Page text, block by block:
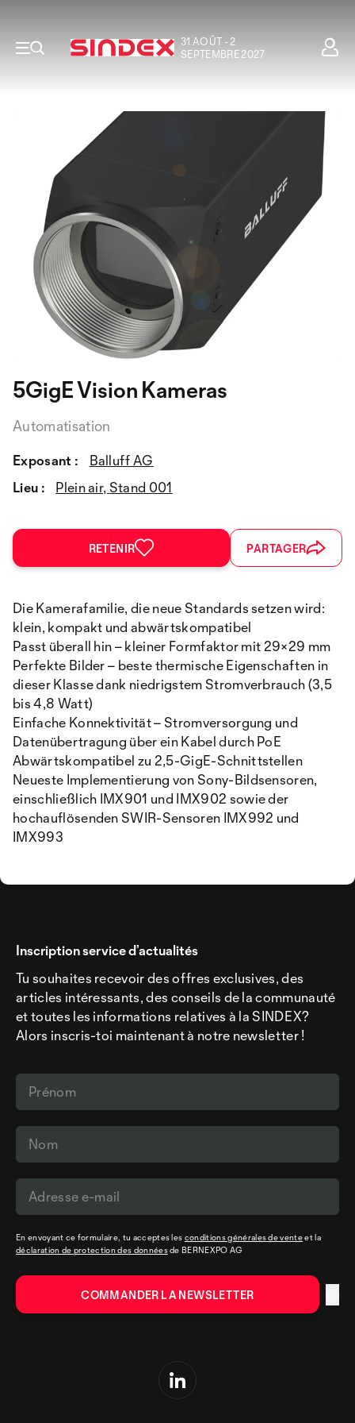
31 AOÛT - 2
SEPTEMBRE 2027
5GigE Vision Kameras
Automatisation
Exposant :
Balluff AG
Lieu :
Plein air, Stand 001
RETENIR PARTAGER
Die Kamerafamilie, die neue Standards setzen wird:
klein, kompakt und abwärtskompatibel
Passt überall hin – kleiner Formfaktor mit 29×29 mm
Perfekte Bilder – beste thermische Eigenschaften in
dieser Klasse dank niedrigstem Stromverbrauch (3,5
bis 4,8 Watt)
Einfache Konnektivität – Stromversorgung und
Datenübertragung über ein Kabel durch PoE
Abwärtskompatibel zu 2,5-GigE-Schnittstellen
Neueste Implementierung von Sony-Bildsensoren,
einschließlich IMX901 und IMX902 sowie der
hochauflösenden SWIR-Sensoren IMX992 und
IMX993
Inscription service d’actualités
Tu souhaites recevoir des offres exclusives, des
articles intéressants, des conseils de la communauté
et toutes les informations relatives à la SINDEX?
Alors inscris-toi maintenant à notre newsletter !
En envoyant ce formulaire, tu acceptes les conditions générales de venteet la
déclaration de protection des donnéesde BERNEXPO AG